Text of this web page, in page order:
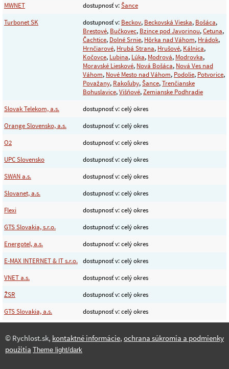
MWNET
dostupnosť v:Šance
Turbonet SK
dostupnosť v: Beckov, Beckovská Vieska, Bošáca,
Brestové, Bučkovec, Bzince pod Javorinou,Cetuna,
Čachtice, Dolné Srnie, Hôrka nad Váhom, Hrádok,
Hrnčiarové, Hrubá Strana, Hrušové, Kálnica,
Kočovce, Lubina, Lúka, Modrová, Modrovka,
Moravské Lieskové, Nová Bošáca, Nová Ves nad
Váhom, Nové Mesto nad Váhom, Podolie, Potvorice,
Považany, Rakoľuby,Šance,Trenčianske
Bohuslavice,Višňové,Zemianske Podhradie
Slovak Telekom, a.s.
dostupnosť v: celý okres
Orange Slovensko, a.s.
dostupnosť v: celý okres
O2
dostupnosť v: celý okres
UPC Slovensko
dostupnosť v: celý okres
SWAN a.s.
dostupnosť v: celý okres
Slovanet, a.s.
dostupnosť v: celý okres
Flexi
dostupnosť v: celý okres
GTS Slovakia, s.r.o.
dostupnosť v: celý okres
Energotel, a.s.
dostupnosť v: celý okres
E-MAX INTERNET & IT s.r.o. dostupnosť v: celý okres
VNET a.s.
dostupnosť v: celý okres
ŽSR
dostupnosť v: celý okres
GTS Slovakia, a.s.
dostupnosť v: celý okres
© Rychlost.sk, kontaktné informácie, ochrana súkromia a podmienky
použitia Theme light/dark